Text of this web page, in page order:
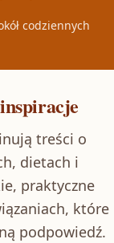
codziennych
treści o
dietach i
praktyczne
które
podpowiedź.